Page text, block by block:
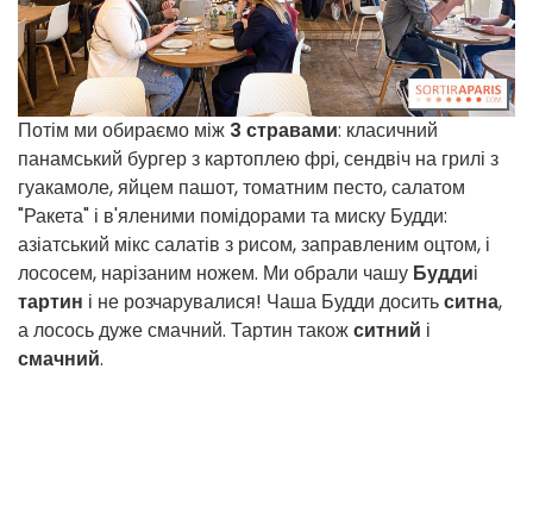
Потім ми обираємо між 3 стравами: класичний
панамський бургер з картоплею фрі, сендвіч на грилі з
гуакамоле, яйцем пашот, томатним песто, салатом
"Ракета" і в'яленими помідорами та миску Будди:
азіатський мікс салатів з рисом, заправленим оцтом, і
лососем, нарізаним ножем. Ми обрали чашу Буддиі
тартин і не розчарувалися! Чаша Будди доситьситна,
а лосось дуже смачний. Тартин такожситний і
смачний.